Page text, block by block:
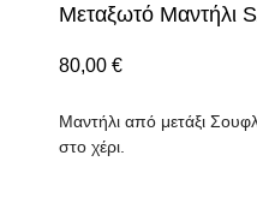
Μεταξωτό Μαντήλι
80,00 €
Μαντήλι από μετάξι
στο χέρι.